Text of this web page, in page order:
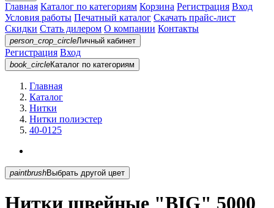
Главная Каталог по категориям Корзина Регистрация Вход
Условия работы Печатный каталог Скачать прайс-лист
Скидки Стать дилером О компании Контакты
person_crop_circleЛичный кабинет
Регистрация Вход
book_circleКаталог по категориям
Главная
Каталог
Нитки
Нитки полиэстер
40-0125
paintbrush Выбрать другой цвет
Нитки швейные "BIG" 5000